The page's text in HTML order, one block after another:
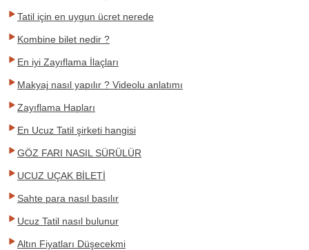
Tatil için en uygun ücret nerede
Kombine bilet nedir ?
En iyi Zayıflama İlaçları
Makyaj nasıl yapılır ? Videolu anlatımı
Zayıflama Hapları
En Ucuz Tatil şirketi hangisi
GÖZ FARI NASIL SÜRÜLÜR
UCUZ UÇAK BİLETİ
Sahte para nasıl basılır
Ucuz Tatil nasıl bulunur
Altın Fiyatları Düşecekmi